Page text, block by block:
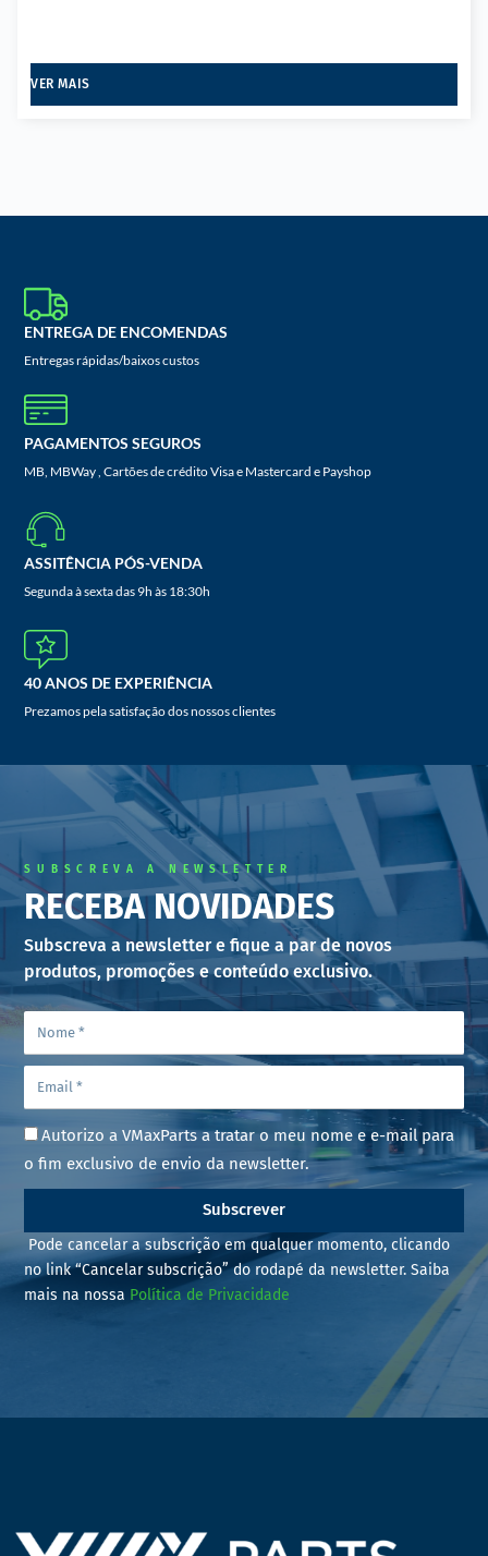
VER MAIS
ENTREGA DE ENCOMENDAS
Entregas rápidas/baixos custos
PAGAMENTOS SEGUROS
MB, MBWay , Cartões de crédito Visa e Mastercard e Payshop
ASSITÊNCIA PÓS-VENDA
Segunda à sexta das 9h às 18:30h
40 ANOS DE EXPERIÊNCIA
Prezamos pela satisfação dos nossos clientes
SUBSCREVA A NEWSLETTER
RECEBA NOVIDADES
Subscreva a newsletter e fique a par de novos
produtos, promoções e conteúdo exclusivo.
Autorizo a VMaxParts a tratar o meu nome e e-mail para
o fim exclusivo de envio da newsletter.
Subscrever
Pode cancelar a subscrição em qualquer momento, clicando
no link “Cancelar subscrição” do rodapé da newsletter. Saiba
mais na nossa Política de Privacidade